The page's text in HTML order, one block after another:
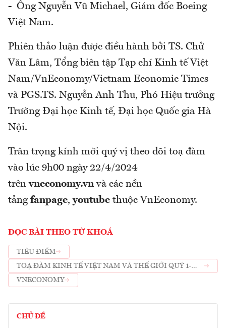
- Ông Nguyễn Vũ Michael, Giám đốc Boeing
Việt Nam.
Phiên thảo luận được điều hành bởi TS. Chử
Văn Lâm, Tổng biên tập Tạp chí Kinh tế Việt
Nam/VnEconomy/Vietnam Economic Times
và PGS.TS. Nguyễn Anh Thu, Phó Hiệu trưởng
Trường Đại học Kinh tế, Đại học Quốc gia Hà
Nội.
Trân trọng kính mời quý vị theo dõi toạ đàm
vào lúc 9h00 ngày 22/4/2024
trênvneconomy.vnvà các nền
tảng fanpage,youtube thuộc VnEconomy.
ĐỌC BÀI THEO TỪ KHOÁ
TIÊU ĐIỂM
TOẠ ĐÀM KINH TẾ VIỆT NAM VÀ THẾ GIỚI QUÝ 1-
2024
VNECONOMY
CHỦ ĐỀ